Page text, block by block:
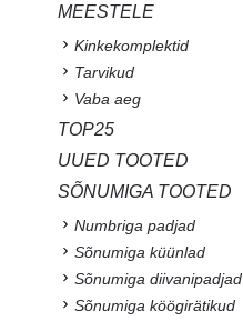
MEESTELE
Kinkekomplektid
Tarvikud
Vaba aeg
TOP25
UUED TOOTED
SÕNUMIGA TOOTED
Numbriga padjad
Sõnumiga küünlad
Sõnumiga diivanipadjad
Sõnumiga köögirätikud